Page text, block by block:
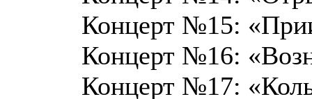
Концерт №15:
Концерт №16:
Концерт №17: